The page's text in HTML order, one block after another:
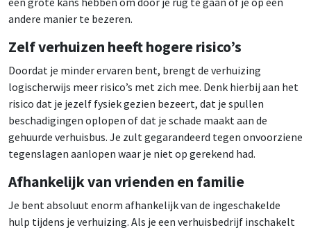
andere manier te bezeren.
Zelf verhuizen heeft hogere risico’s
Doordat je minder ervaren bent, brengt de verhuizing
logischerwijs meer risico’s met zich mee. Denk hierbij aan het
risico dat je jezelf fysiek gezien bezeert, dat je spullen
beschadigingen oplopen of dat je schade maakt aan de
gehuurde verhuisbus. Je zult gegarandeerd tegen onvoorziene
tegenslagen aanlopen waar je niet op gerekend had.
Afhankelijk van vrienden en familie
Je bent absoluut enorm afhankelijk van de ingeschakelde
hulp tijdens je verhuizing. Als je een verhuisbedrijf inschakelt